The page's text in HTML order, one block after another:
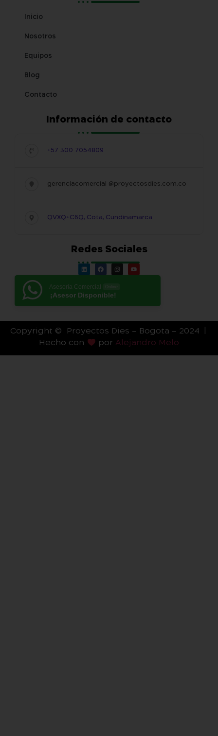
Inicio
Nosotros
Equipos
Blog
Contacto
Información de contacto
+57 300 7054809
gerenciacomercial @proyectosdies.com.co
QVXQ+C6Q, Cota, Cundinamarca
Redes Sociales
Asesoría Comercial
¡Asesor Disponible!
Copyright © Proyectos Dies – Bogota – 2024 |
Hecho con
por Alejandro Melo